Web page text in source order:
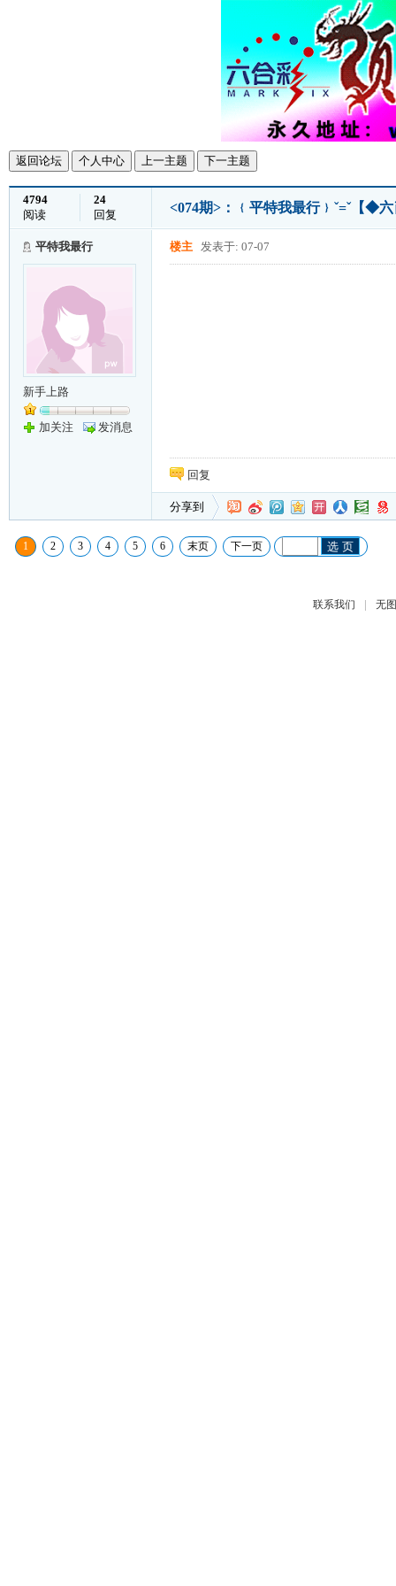
返回论坛 个人中心 上一主题 下一主题
4794
阅读
24
回复
<074期>：﹛平特我最行﹜ˇ=ˇ【◆
平特我最行
新手上路
加关注 发消息
楼主 发表于: 07-07
回复
分享到
1 2 3 4 5 6 末页 下一页 选 页
联系我们 | 无